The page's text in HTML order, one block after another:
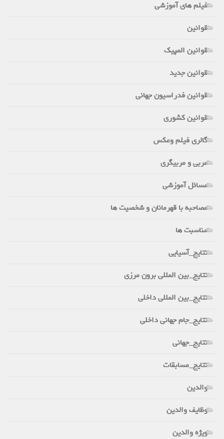
فیلم های آموزشی
قوانین
قوانین المپیک
قوانین جدید
قوانین فدراسیون جهانی
قوانین کشوری
گالری فیلم وعکس
مربی و مربیگری
مسائل آموزشی
مصاحبه با قهرمانان و شخصیت ها
مناسبت ها
نتایج_آسیایی
نتایج_بین المللی برون مرزی
نتایج_بین المللی داخلی
نتایج_جام جهانی داخلی
نتایج_جهانی
نتایج_مسابقات
والدین
وظایف والدین
ویژه والدین